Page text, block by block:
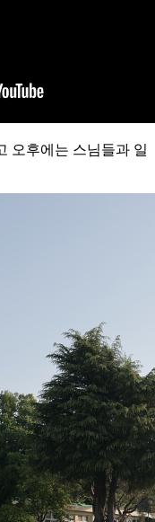
오후에는 스님들과 일